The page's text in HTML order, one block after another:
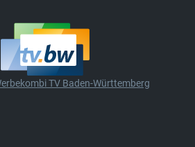
TV Baden-Württemberg